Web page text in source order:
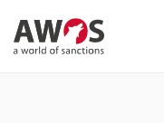
Skip to main content